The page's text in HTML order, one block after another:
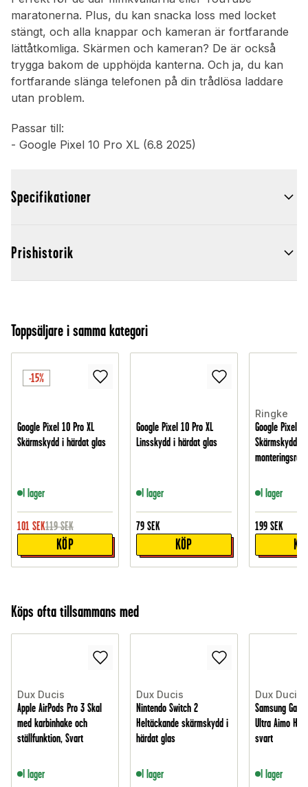
maratonerna. Plus, du kan snacka loss med locket
stängt, och alla knappar och kameran är fortfarande
lättåtkomliga. Skärmen och kameran? De är också
trygga bakom de upphöjda kanterna. Och ja, du kan
fortfarande slänga telefonen på din trådlösa laddare
utan problem.
Passar till:
- Google Pixel 10 Pro XL (6.8 2025)
Specifikationer
Prishistorik
Toppsäljare i samma kategori
-15%
Google Pixel 10 Pro XL
Skärmskydd i härdat glas
I lager
101 SEK119 SEK
KÖP
Google Pixel 10 Pro XL
Linsskydd i härdat glas
I lager
79 SEK
KÖP
Ringke
Google Pixel
Skärmskydd i
I lager
199 SEK
Köps ofta tillsammans med
Dux Ducis
Apple AirPods Pro 3 Skal
med karbinhake och
ställfunktion, Svart
I lager
Dux Ducis
Nintendo Switch 2
Heltäckande skärmskydd i
härdat glas
I lager
Dux Ducis
Samsung
Ultra Aimo
svart
I lager